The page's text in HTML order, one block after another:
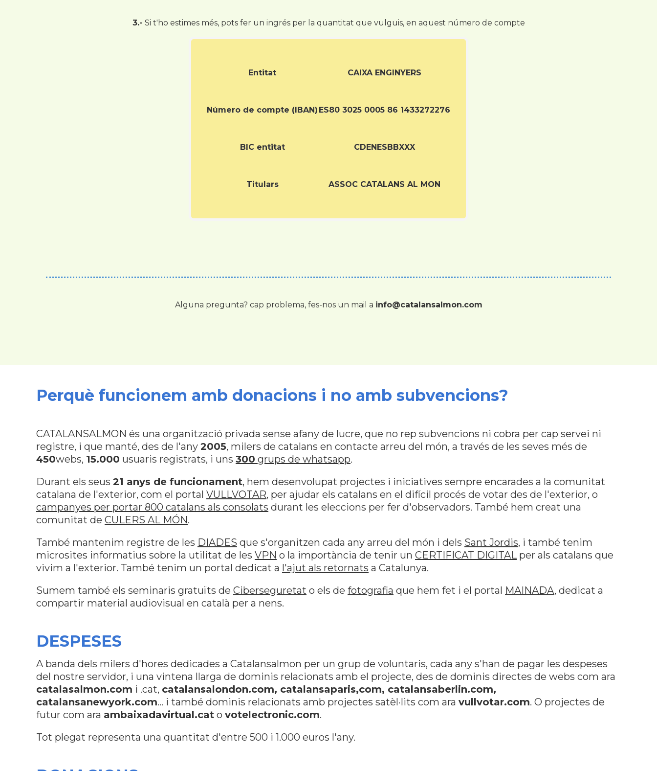
3.- Si t'ho estimes més, pots fer un ingrés per la quantitat que vulguis, en aquest número de compte
Entitat CAIXA ENGINYERS
Número de compte (IBAN) ES80 3025 0005 86 1433272276
BIC entitat CDENESBBXXX
Titulars ASSOC CATALANS AL MON
Alguna pregunta? cap problema, fes-nos un mail a info@catalansalmon.com
Perquè funcionem amb donacions i no amb subvencions?
CATALANSALMON és una organització privada sense afany de lucre, que no rep subvencions ni cobra per cap servei ni
registre, i que manté, des de l'any 2005, milers de catalans en contacte arreu del món, a través de les seves més de
450webs, 15.000 usuaris registrats, i uns 300 grups de whatsapp.
Durant els seus 21 anys de funcionament, hem desenvolupat projectes i iniciatives sempre encarades a la comunitat
catalana de l'exterior, com el portal VULLVOTAR, per ajudar els catalans en el difícil procés de votar des de l'exterior, o
campanyes per portar 800 catalans als consolats durant les eleccions per fer d'observadors. També hem creat una
comunitat de CULERS AL MÓN.
També mantenim registre de les DIADES que s'organitzen cada any arreu del món i dels Sant Jordis, i també tenim
microsites informatius sobre la utilitat de les VPN o la importància de tenir un CERTIFICAT DIGITAL per als catalans que
vivim a l'exterior. També tenim un portal dedicat a l'ajut als retornats a Catalunya.
Sumem també els seminaris gratuïts de Ciberseguretat o els de fotografia que hem fet i el portal MAINADA, dedicat a
compartir material audiovisual en català per a nens.
DESPESES
A banda dels milers d'hores dedicades a Catalansalmon per un grup de voluntaris, cada any s'han de pagar les despeses
del nostre servidor, i una vintena llarga de dominis relacionats amb el projecte, des de dominis directes de webs com ara
catalasalmon.com i .cat, catalansalondon.com, catalansaparis,com, catalansaberlin.com,
catalansanewyork.com... i també dominis relacionats amb projectes satèl·lits com ara vullvotar.com. O projectes de
futur com ara ambaixadavirtual.cat o votelectronic.com.
Tot plegat representa una quantitat d'entre 500 i 1.000 euros l'any.